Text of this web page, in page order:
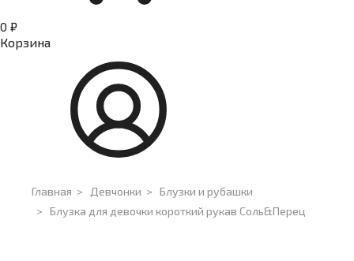
0 ₽
Корзина
Главная > Девчонки > Блузки и рубашки
> Блузка для девочки короткий рукав Соль&Перец